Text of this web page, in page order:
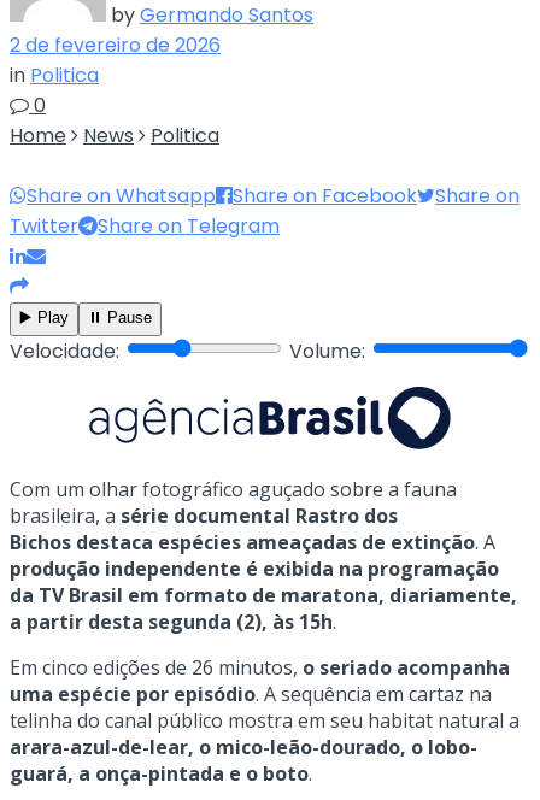
byGermando Santos
2 de fevereiro de 2026
in Politica
0
Home
News Politica
Share on Whatsapp Share on Facebook
Share on
Twitter
Share on Telegram
▶️ Play ⏸️ Pause
Velocidade: Volume:
Com um olhar fotográfico aguçado sobre a fauna
brasileira, a série documental Rastro dos
Bichos destaca espécies ameaçadas de extinção. A
produção independente é exibida na programação
da TV Brasil em formato de maratona, diariamente,
a partir desta segunda (2), às 15h.
Em cinco edições de 26 minutos, o seriado acompanha
uma espécie por episódio. A sequência em cartaz na
telinha do canal público mostra em seu habitat natural a
arara-azul-de-lear, o mico-leão-dourado, o lobo-
guará, a onça-pintada e o boto.